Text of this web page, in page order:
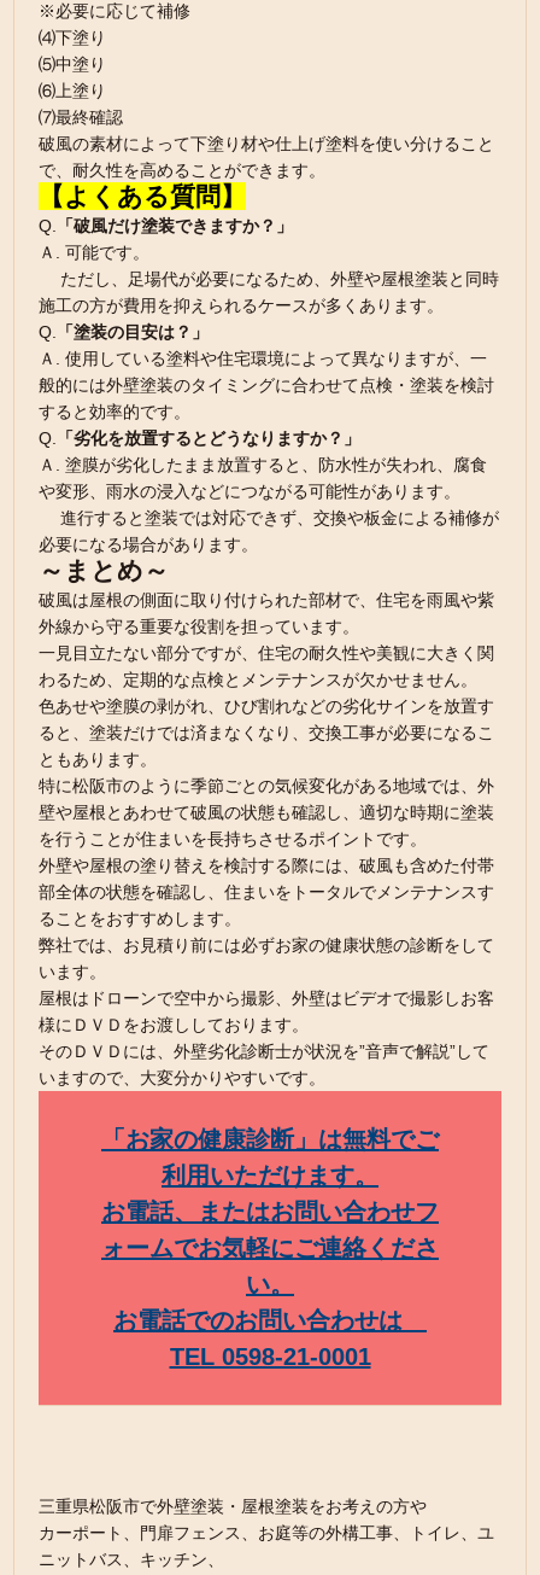
※必要に応じて補修
⑷下塗り
⑸中塗り
⑹上塗り
⑺最終確認
破風の素材によって下塗り材や仕上げ塗料を使い分けること
で、耐久性を高めることができます。
【よくある質問】
Q. 「破風だけ塗装できますか？」
Ａ. 可能です。
ただし、足場代が必要になるため、外壁や屋根塗装と同時
施工の方が費用を抑えられるケースが多くあります。
Q. 「塗装の目安は？」
Ａ. 使用している塗料や住宅環境によって異なりますが、一
般的には外壁塗装のタイミングに合わせて点検・塗装を検討
すると効率的です。
Q. 「劣化を放置するとどうなりますか？」
Ａ. 塗膜が劣化したまま放置すると、防水性が失われ、腐食
や変形、雨水の浸入などにつながる可能性があります。
進行すると塗装では対応できず、交換や板金による補修が
必要になる場合があります。
～まとめ～
破風は屋根の側面に取り付けられた部材で、住宅を雨風や紫
外線から守る重要な役割を担っています。
一見目立たない部分ですが、住宅の耐久性や美観に大きく関
わるため、定期的な点検とメンテナンスが欠かせません。
色あせや塗膜の剥がれ、ひび割れなどの劣化サインを放置す
ると、塗装だけでは済まなくなり、交換工事が必要になるこ
ともあります。
特に松阪市のように季節ごとの気候変化がある地域では、外
壁や屋根とあわせて破風の状態も確認し、適切な時期に塗装
を行うことが住まいを長持ちさせるポイントです。
外壁や屋根の塗り替えを検討する際には、破風も含めた付帯
部全体の状態を確認し、住まいをトータルでメンテナンスす
ることをおすすめします。
弊社では、お見積り前には必ずお家の健康状態の診断をして
います。
屋根はドローンで空中から撮影、外壁はビデオで撮影しお客
様にＤＶＤをお渡ししております。
そのＤＶＤには、外壁劣化診断士が状況を”音声で解説”して
いますので、大変分かりやすいです。
「お家の健康診断」は無料でご
利用いただけます。
お電話、またはお問い合わせフ
ォームでお気軽にご連絡くださ
い。
お電話でのお問い合わせは
TEL 0598-21-0001
三重県松阪市で外壁塗装・屋根塗装をお考えの方や
カーポート、門扉フェンス、お庭等の外構工事、トイレ、ユ
ニットバス、キッチン、